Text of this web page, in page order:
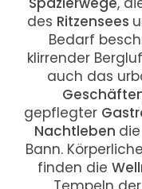
des Ritzensees
Bedarf
klirrender
auch das
gepflegter
Nachtleben
Bann.
finden die